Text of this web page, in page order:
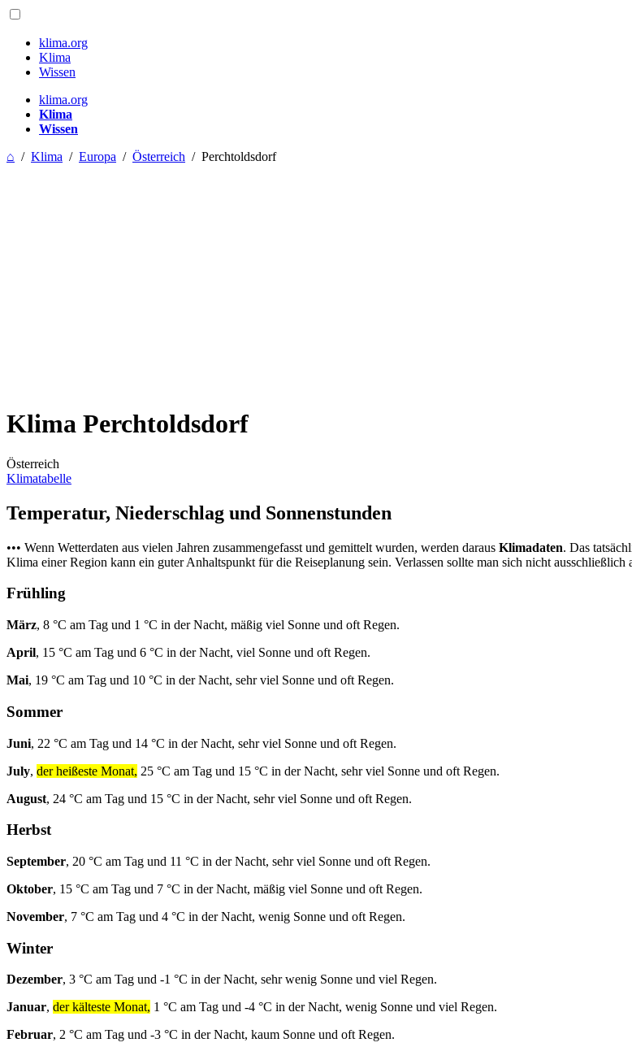
klima.org
Klima
Wissen
klima.org
Klima
Wissen
⌂ / Klima / Europa / Österreich / Perchtoldsdorf
Klima Perchtoldsdorf
Österreich
Klimatabelle
Temperatur, Niederschlag und Sonnenstunden
••• Wenn Wetterdaten aus vielen Jahren zusammengefasst und gemittelt wurden, werden daraus Klimadaten. Das
Klima einer Region kann ein guter Anhaltspunkt für die Reiseplanung sein. Verlassen sollte man sich nicht ausschließlich
Frühling
März, 8 °C am Tag und 1 °C in der Nacht, mäßig viel Sonne und oft Regen.
April, 15 °C am Tag und 6 °C in der Nacht, viel Sonne und oft Regen.
Mai, 19 °C am Tag und 10 °C in der Nacht, sehr viel Sonne und oft Regen.
Sommer
Juni, 22 °C am Tag und 14 °C in der Nacht, sehr viel Sonne und oft Regen.
July, der heißeste Monat, 25 °C am Tag und 15 °C in der Nacht, sehr viel Sonne und oft Regen.
August, 24 °C am Tag und 15 °C in der Nacht, sehr viel Sonne und oft Regen.
Herbst
September, 20 °C am Tag und 11 °C in der Nacht, sehr viel Sonne und oft Regen.
Oktober, 15 °C am Tag und 7 °C in der Nacht, mäßig viel Sonne und oft Regen.
November, 7 °C am Tag und 4 °C in der Nacht, wenig Sonne und oft Regen.
Winter
Dezember, 3 °C am Tag und -1 °C in der Nacht, sehr wenig Sonne und viel Regen.
Januar, der kälteste Monat, 1 °C am Tag und -4 °C in der Nacht, wenig Sonne und viel Regen.
Februar, 2 °C am Tag und -3 °C in der Nacht, kaum Sonne und oft Regen.